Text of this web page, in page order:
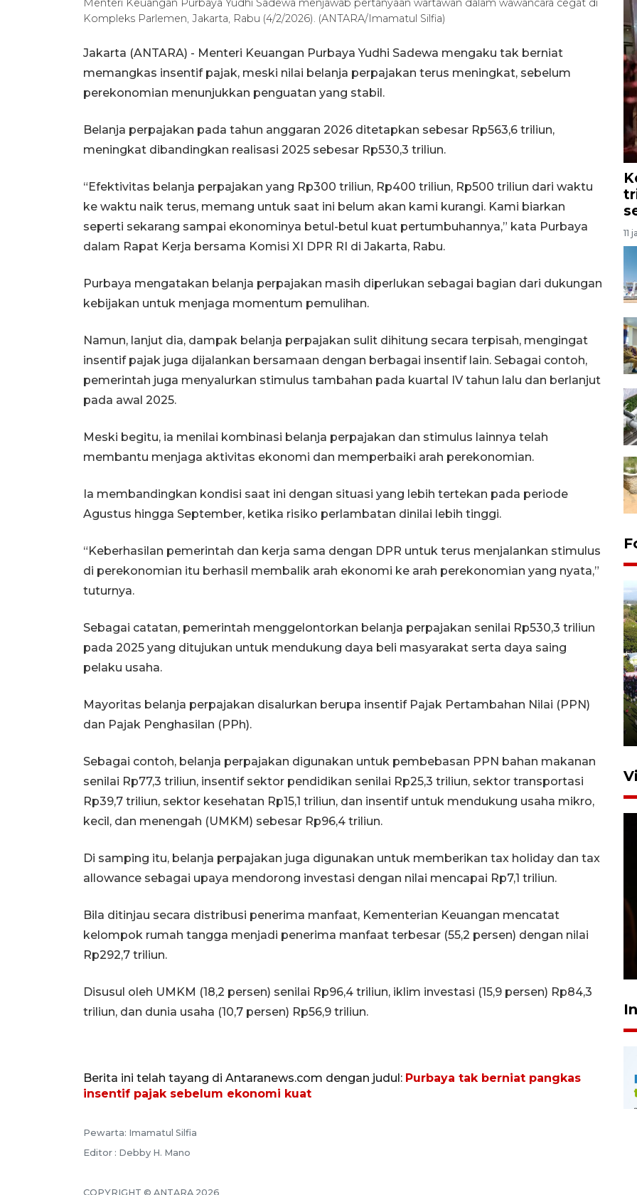
Menteri Keuangan Purbaya Yudhi Sadewa menjawab pertanyaan wartawan dalam wawancara cegat di
Kompleks Parlemen, Jakarta, Rabu (4/2/2026). (ANTARA/Imamatul Silfia)
Jakarta (ANTARA) - Menteri Keuangan Purbaya Yudhi Sadewa mengaku tak berniat
memangkas insentif pajak, meski nilai belanja perpajakan terus meningkat, sebelum
perekonomian menunjukkan penguatan yang stabil.
Belanja perpajakan pada tahun anggaran 2026 ditetapkan sebesar Rp563,6 triliun,
meningkat dibandingkan realisasi 2025 sebesar Rp530,3 triliun.
“Efektivitas belanja perpajakan yang Rp300 triliun, Rp400 triliun, Rp500 triliun dari waktu
ke waktu naik terus, memang untuk saat ini belum akan kami kurangi. Kami biarkan
seperti sekarang sampai ekonominya betul-betul kuat pertumbuhannya,” kata Purbaya
dalam Rapat Kerja bersama Komisi XI DPR RI di Jakarta, Rabu.
Purbaya mengatakan belanja perpajakan masih diperlukan sebagai bagian dari dukungan
kebijakan untuk menjaga momentum pemulihan.
Namun, lanjut dia, dampak belanja perpajakan sulit dihitung secara terpisah, mengingat
insentif pajak juga dijalankan bersamaan dengan berbagai insentif lain. Sebagai contoh,
pemerintah juga menyalurkan stimulus tambahan pada kuartal IV tahun lalu dan berlanjut
pada awal 2025.
Meski begitu, ia menilai kombinasi belanja perpajakan dan stimulus lainnya telah
membantu menjaga aktivitas ekonomi dan memperbaiki arah perekonomian.
Ia membandingkan kondisi saat ini dengan situasi yang lebih tertekan pada periode
Agustus hingga September, ketika risiko perlambatan dinilai lebih tinggi.
“Keberhasilan pemerintah dan kerja sama dengan DPR untuk terus menjalankan stimulus
di perekonomian itu berhasil membalik arah ekonomi ke arah perekonomian yang nyata,”
tuturnya.
Sebagai catatan, pemerintah menggelontorkan belanja perpajakan senilai Rp530,3 triliun
pada 2025 yang ditujukan untuk mendukung daya beli masyarakat serta daya saing
pelaku usaha.
Mayoritas belanja perpajakan disalurkan berupa insentif Pajak Pertambahan Nilai (PPN)
dan Pajak Penghasilan (PPh).
Sebagai contoh, belanja perpajakan digunakan untuk pembebasan PPN bahan makanan
senilai Rp77,3 triliun, insentif sektor pendidikan senilai Rp25,3 triliun, sektor transportasi
Rp39,7 triliun, sektor kesehatan Rp15,1 triliun, dan insentif untuk mendukung usaha mikro,
kecil, dan menengah (UMKM) sebesar Rp96,4 triliun.
Di samping itu, belanja perpajakan juga digunakan untuk memberikan tax holiday dan tax
allowance sebagai upaya mendorong investasi dengan nilai mencapai Rp7,1 triliun.
Bila ditinjau secara distribusi penerima manfaat, Kementerian Keuangan mencatat
kelompok rumah tangga menjadi penerima manfaat terbesar (55,2 persen) dengan nilai
Rp292,7 triliun.
Disusul oleh UMKM (18,2 persen) senilai Rp96,4 triliun, iklim investasi (15,9 persen) Rp84,3
triliun, dan dunia usaha (10,7 persen) Rp56,9 triliun.
Berita ini telah tayang di Antaranews.com dengan judul: Purbaya tak berniat pangkas
insentif pajak sebelum ekonomi kuat
Pewarta: Imamatul Silfia
Editor : Debby H. Mano
COPYRIGHT © ANTARA 2026
11
GORONTALO
SPPG di Gorontalo jaga
kandungan gizi paket MBG
Ramadhan